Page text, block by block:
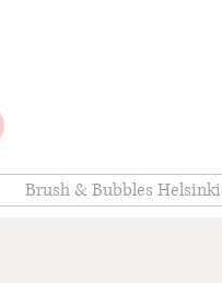
Brush & Bubbles Helsinki